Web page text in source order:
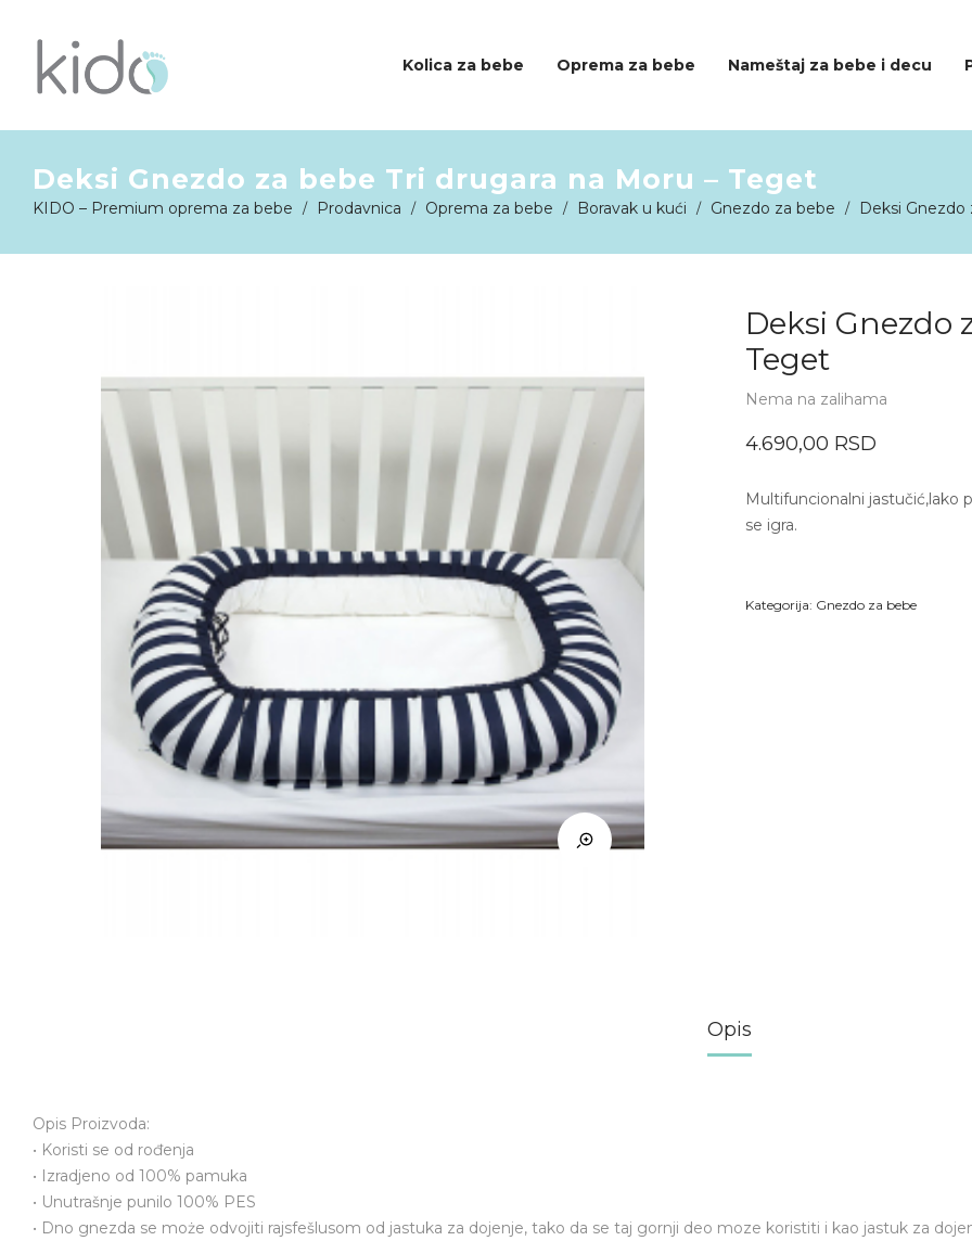
KIDO
Kolica za bebe Oprema za bebe Nameštaj za bebe i decu
Deksi Gnezdo za bebe Tri drugara na Moru – Teget
KIDO – Premium oprema za bebe / Prodavnica / Oprema za bebe / Boravak u kući / Gnezdo za bebe / Deksi Gnezdo
Deksi Gnezdo
Teget
Nema na zalihama
4.690,00 RSD
Multifuncionalni jastučić,lako
se igra.
Kategorija: Gnezdo za bebe
Opis
Opis Proizvoda:
• Koristi se od rođenja
• Izradjeno od 100% pamuka
• Unutrašnje punilo 100% PES
• Dno gnezda se może odvojiti rajsfešlusom od jastuka za dojenje, tako da se taj gornji deo moze koristiti i kao jastuk za